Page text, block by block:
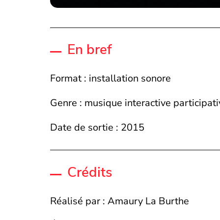
En bref
Format : installation sonore
Genre : musique interactive
Date de sortie : 2015
Crédits
Réalisé par : Amaury La Burthe